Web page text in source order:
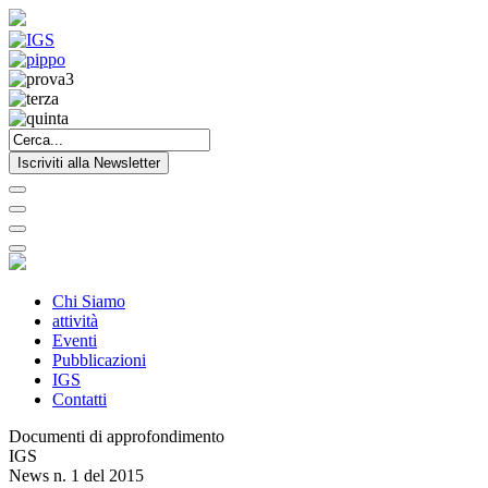
Iscriviti alla Newsletter
Chi Siamo
attività
Eventi
Pubblicazioni
IGS
Contatti
Documenti di approfondimento
IGS
News n. 1 del 2015